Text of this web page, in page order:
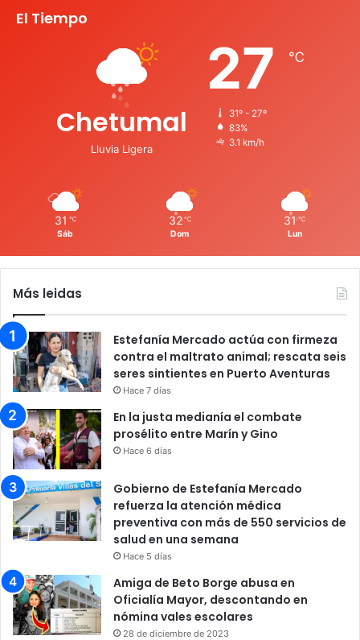
El Tiempo
Chetumal
Lluvia Ligera
27 ℃
31º - 27º
83%
3.1 km/h
31 ℃
Sáb
32 ℃
Dom
31 ℃
Lun
Más leidas
Estefanía Mercado actúa con firmeza
contra el maltrato animal; rescata seis
seres sintientes en Puerto Aventuras
Hace 7 días
En la justa medianía el combate
prosélito entre Marín y Gino
Hace 6 días
Gobierno de Estefanía Mercado
refuerza la atención médica
preventiva con más de 550 servicios de
salud en una semana
Hace 5 días
Amiga de Beto Borge abusa en
Oficialía Mayor, descontando en
nómina vales escolares
28 de diciembre de 2023